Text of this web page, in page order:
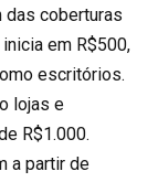
das coberturas
em R$500,
escritórios.
lojas e
R$1.000.
a partir de